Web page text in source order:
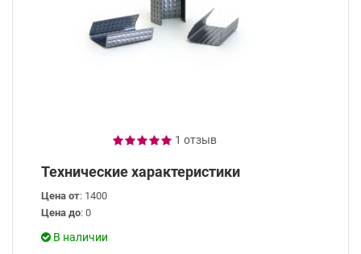
1 отзыв
Технические характеристики
Цена от: 1400
Цена до: 0
В наличии